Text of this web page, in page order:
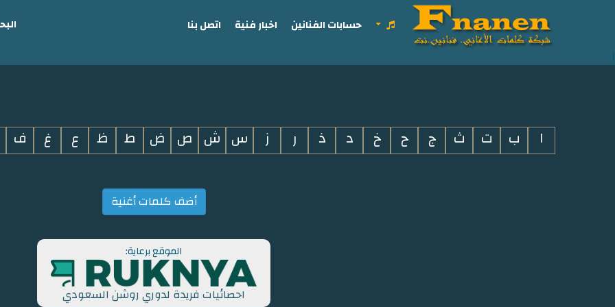
i
حسابات الفنانين اخبار فنية اتصل بنا
ا ب ت ث ج ح خ د ذ ر ز س ش ص ض ط ظ ع غ ف
أضف كلمات أغنية
الموقع برعاية:
احصائيات فريدة لدوري روشن السعودي